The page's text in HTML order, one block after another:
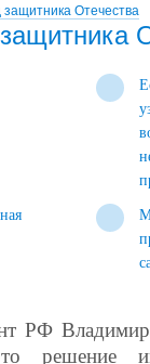
защитника Отечества
РФ
решение